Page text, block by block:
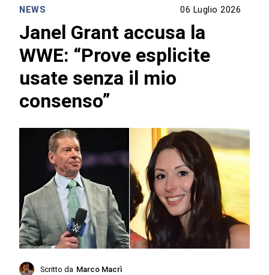
NEWS 06 Luglio 2026
Janel Grant accusa la
WWE: “Prove esplicite
usate senza il mio
consenso”
Scritto da Marco Macrì